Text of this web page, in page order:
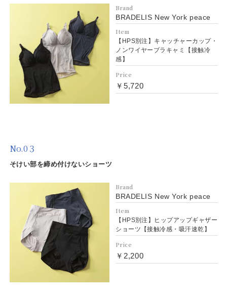
Brand
BRADELIS New York peace
Item
【HPS別注】キャッチャーカップ・
ノンワイヤーブラキャミ【接触冷
感】
Price
￥5,720
No.0３
そけい部を締め付けないショーツ
Brand
BRADELIS New York peace
Item
【HPS別注】ヒップアップギャザー
ショーツ【接触冷感・吸汗速乾】
Price
￥2,200